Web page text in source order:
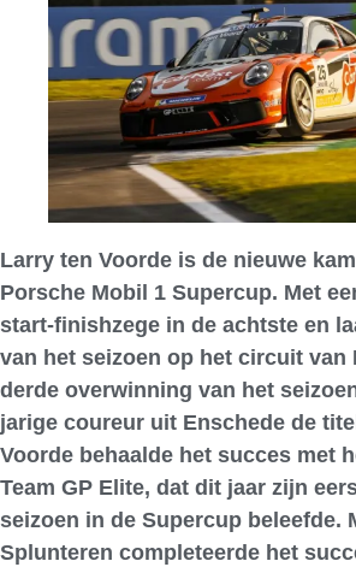
Larry ten Voorde is de nieuwe
Porsche Mobil 1 Supercup. Met
start-finishzege in de achtste en
van het seizoen op het circuit van
derde overwinning van het
jarige coureur uit Enschede de
Voorde behaalde het succes met
Team GP Elite, dat dit jaar zijn
seizoen in de Supercup beleefde.
Splunteren completeerde het